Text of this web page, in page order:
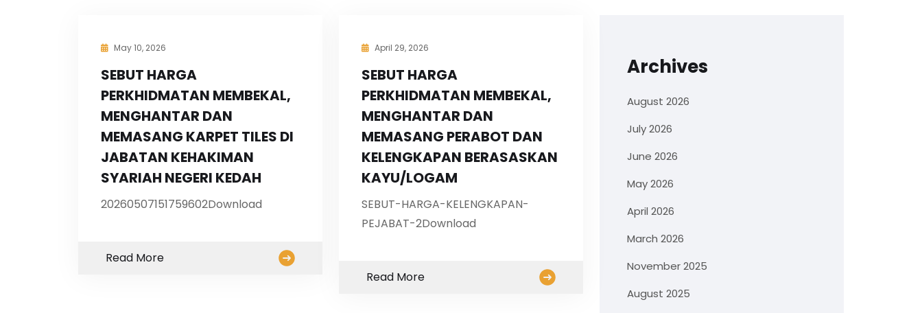
May 10, 2026
SEBUT HARGA
PERKHIDMATAN MEMBEKAL,
MENGHANTAR DAN
MEMASANG KARPET TILES DI
JABATAN KEHAKIMAN
SYARIAH NEGERI KEDAH
20260507151759602Download
Read More
April 29, 2026
SEBUT HARGA
PERKHIDMATAN MEMBEKAL,
MENGHANTAR DAN
MEMASANG PERABOT DAN
KELENGKAPAN BERASASKAN
KAYU/LOGAM
SEBUT-HARGA-KELENGKAPAN-
PEJABAT-2Download
Read More
Archives
August 2026
July 2026
June 2026
May 2026
April 2026
March 2026
November 2025
August 2025